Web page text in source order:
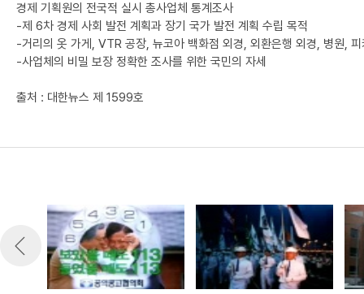
경제 기획원의 전국적 실시 총사업체 통계조사
-제 6차 경제 사회 발전 계획과 장기 국가 발전 계획 수립 목적
-거리의 옷 가게, VTR 공장, 뉴코아 백화점 외경, 외환은행 외경, 병원,
-사업체의 비밀 보장 정확한 조사를 위한 국민의 자세
출처 : 대한뉴스 제 1599호